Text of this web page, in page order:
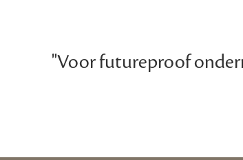
"Voor futureproof